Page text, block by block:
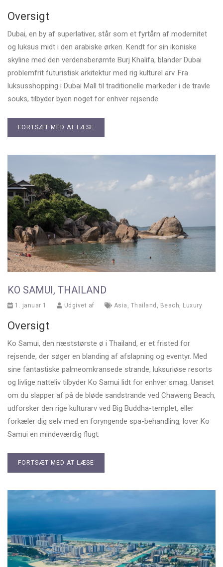
Oversigt
Dubai, en by af superlativer, står som et fyrtårn af modernitet
og luksus midt i den arabiske ørken. Kendt for sin ikoniske
skyline med den verdensberømte Burj Khalifa, blander Dubai
problemfrit futuristisk arkitektur med rig kulturel arv. Fra
luksusshopping i Dubai Mall til traditionelle markeder i de travle
souks, tilbyder byen noget for enhver rejsende.
FORTSÆT MED AT LÆSE
KO SAMUI, THAILAND
1. januar 1 Udgivet af Asia Thailand Beach Luxury
Oversigt
Ko Samui, den næststørste ø i Thailand, er et fristed for
rejsende, der søger en blanding af afslapning og eventyr. Med
sine fantastiske palmeomkransede strande, luksuriøse resorts
og livlige natteliv tilbyder Ko Samui lidt for enhver smag. Uanset
om du slapper af på de bløde sandstrande ved Chaweng Beach,
udforsker den rige kulturarv ved Big Buddha-templet, eller
forkæler dig selv med en foryngende spa-behandling, lover Ko
Samui en mindeværdig flugt.
FORTSÆT MED AT LÆSE